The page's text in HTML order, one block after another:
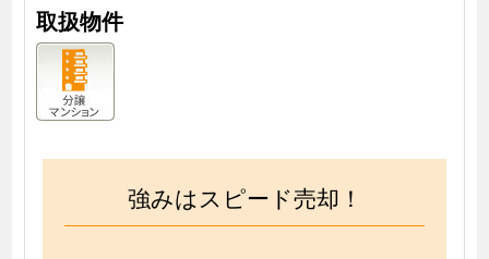
取扱物件
強みはスピード売却！